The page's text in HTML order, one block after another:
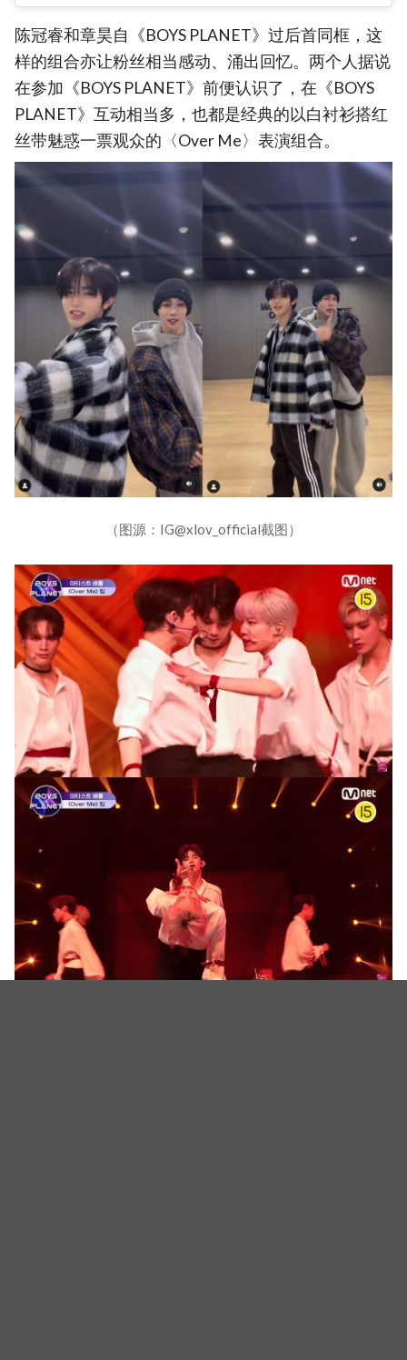
陈冠睿和章昊自《BOYS PLANET》过后首同框，这
样的组合亦让粉丝相当感动、涌出回忆。两个人据说
在参加《BOYS PLANET》前便认识了，在《BOYS
PLANET》互动相当多，也都是经典的以白衬衫搭红
丝带魅惑一票观众的〈Over Me〉表演组合。
（图源：IG@xlov_official截图）